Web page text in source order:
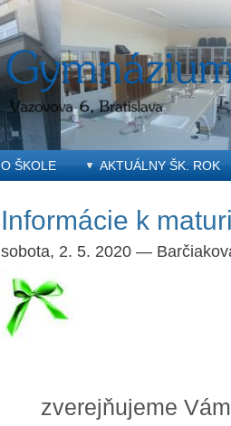
O ŠKOLE AKTUÁLNY ŠK. ROK
Informácie k
sobota, 2. 5. 2020 —
zverejňujeme